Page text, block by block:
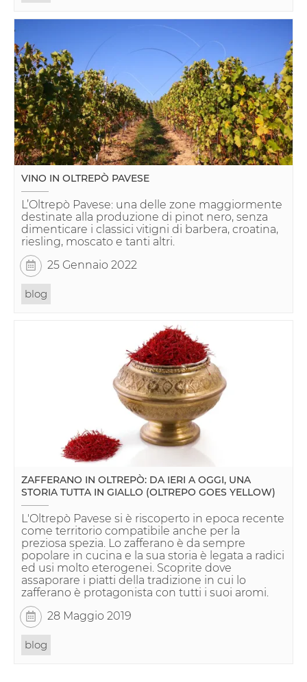
VINO IN OLTREPÒ PAVESE
L’Oltrepò Pavese: una delle zone maggiormente
destinate alla produzione di pinot nero, senza
dimenticare i classici vitigni di barbera, croatina,
riesling, moscato e tanti altri.
25 Gennaio 2022
blog
ZAFFERANO IN OLTREPÒ: DA IERI A OGGI, UNA
STORIA TUTTA IN GIALLO (OLTREPO GOES YELLOW)
L'Oltrepò Pavese si è riscoperto in epoca recente
come territorio compatibile anche per la
preziosa spezia. Lo zafferano è da sempre
popolare in cucina e la sua storia è legata a radici
ed usi molto eterogenei. Scoprite dove
assaporare i piatti della tradizione in cui lo
zafferano è protagonista con tutti i suoi aromi.
28 Maggio 2019
blog